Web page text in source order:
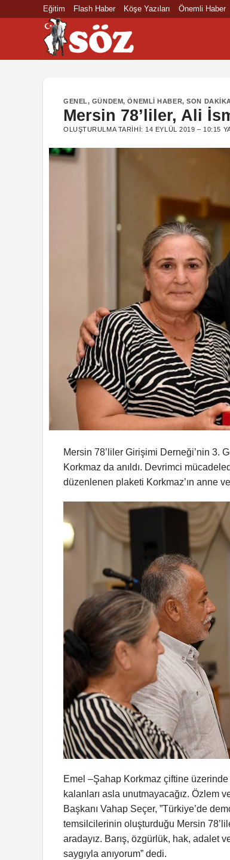
Eğitim Flash Haber Köşe Yazıları Önemli Haber
GENEL, GÜNDEM,ÖNEMLI HABER,SON
Mersin 78’liler, Ali
OLUŞTURULMA TARIHI: 14 EYLÜL 2019 – 10:15
Mersin 78’liler Girişimi Derneği’nin 3.
Korkmaz da anıldı. Devrimci
düzenlenen plaketi Korkmaz’ın anne
Emel –Şahap Korkmaz çiftine
kalanları asla unutmayacağız. Özlem
Başkanı Vahap Seçer, ”Türkiye’de
temsilcilerinin oluşturduğu Mersin
aradayız. Barış, özgürlük, hak, adalet
saygıyla anıyorum” dedi.